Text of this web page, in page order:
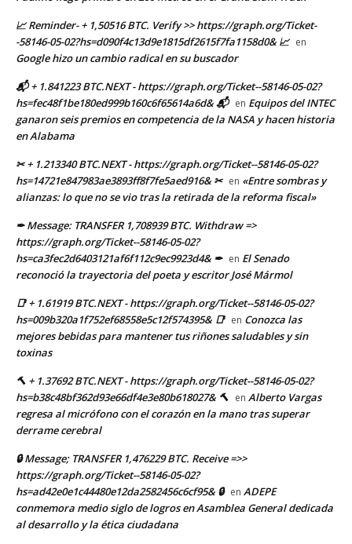
📈 Reminder- + 1,50516 BTC. Verify >> https://graph.org/Ticket-
-58146-05-02?hs=d090f4c13d9e1815df2615f7fa1158d0& 📈 en
Google hizo un cambio radical en su buscador
📬 + 1.841223 BTC.NEXT - https://graph.org/Ticket--58146-05-02?
hs=fec48f1be180ed999b160c6f65614a6d& 📬 en Equipos del INTEC
ganaron seis premios en competencia de la NASA y hacen historia
en Alabama
✂ + 1.213340 BTC.NEXT - https://graph.org/Ticket--58146-05-02?
hs=14721e847983ae3893ff8f7fe5aed916& ✂ en «Entre sombras y
alianzas: lo que no se vio tras la retirada de la reforma fiscal»
✒ Message: TRANSFER 1,708939 BTC. Withdraw =>
https://graph.org/Ticket--58146-05-02?
hs=ca3fec2d6403121af6f112c9ec9923d4& ✒ en El Senado
reconoció la trayectoria del poeta y escritor José Mármol
📑 + 1.61919 BTC.NEXT - https://graph.org/Ticket--58146-05-02?
hs=009b320a1f752ef68558e5c12f574395& 📑 en Conozca las
mejores bebidas para mantener tus riñones saludables y sin
toxinas
🔨 + 1.37692 BTC.NEXT - https://graph.org/Ticket--58146-05-02?
hs=b38c48bf362d93e66df4e3e80b618027& 🔨 en Alberto Vargas
regresa al micrófono con el corazón en la mano tras superar
derrame cerebral
🔒 Message; TRANSFER 1,476229 BTC. Receive =>>
https://graph.org/Ticket--58146-05-02?
hs=ad42e0e1c44480e12da2582456c6cf95& 🔒 en ADEPE
conmemora medio siglo de logros en Asamblea General dedicada
al desarrollo y la ética ciudadana